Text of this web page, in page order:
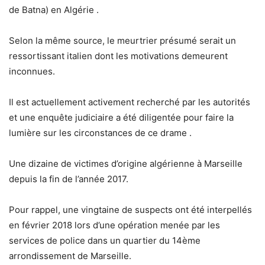
de Batna) en Algérie .
Selon la même source, le meurtrier présumé serait un
ressortissant italien dont les motivations demeurent
inconnues.
Il est actuellement activement recherché par les autorités
et une enquête judiciaire a été diligentée pour faire la
lumière sur les circonstances de ce drame .
Une dizaine de victimes d’origine algérienne à Marseille
depuis la fin de l’année 2017.
Pour rappel, une vingtaine de suspects ont été interpellés
en février 2018 lors d’une opération menée par les
services de police dans un quartier du 14ème
arrondissement de Marseille.